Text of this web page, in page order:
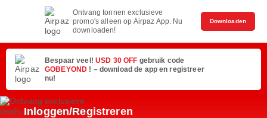
Ontvang tonnen exclusieve
promo's alleen op Airpaz App. Nu
downloaden!
Downloaden
Bespaar veel! USD 30 OFF gebruik code
GOBEYOND ! – download de app en registreer
nu!
Inloggen/Registreren